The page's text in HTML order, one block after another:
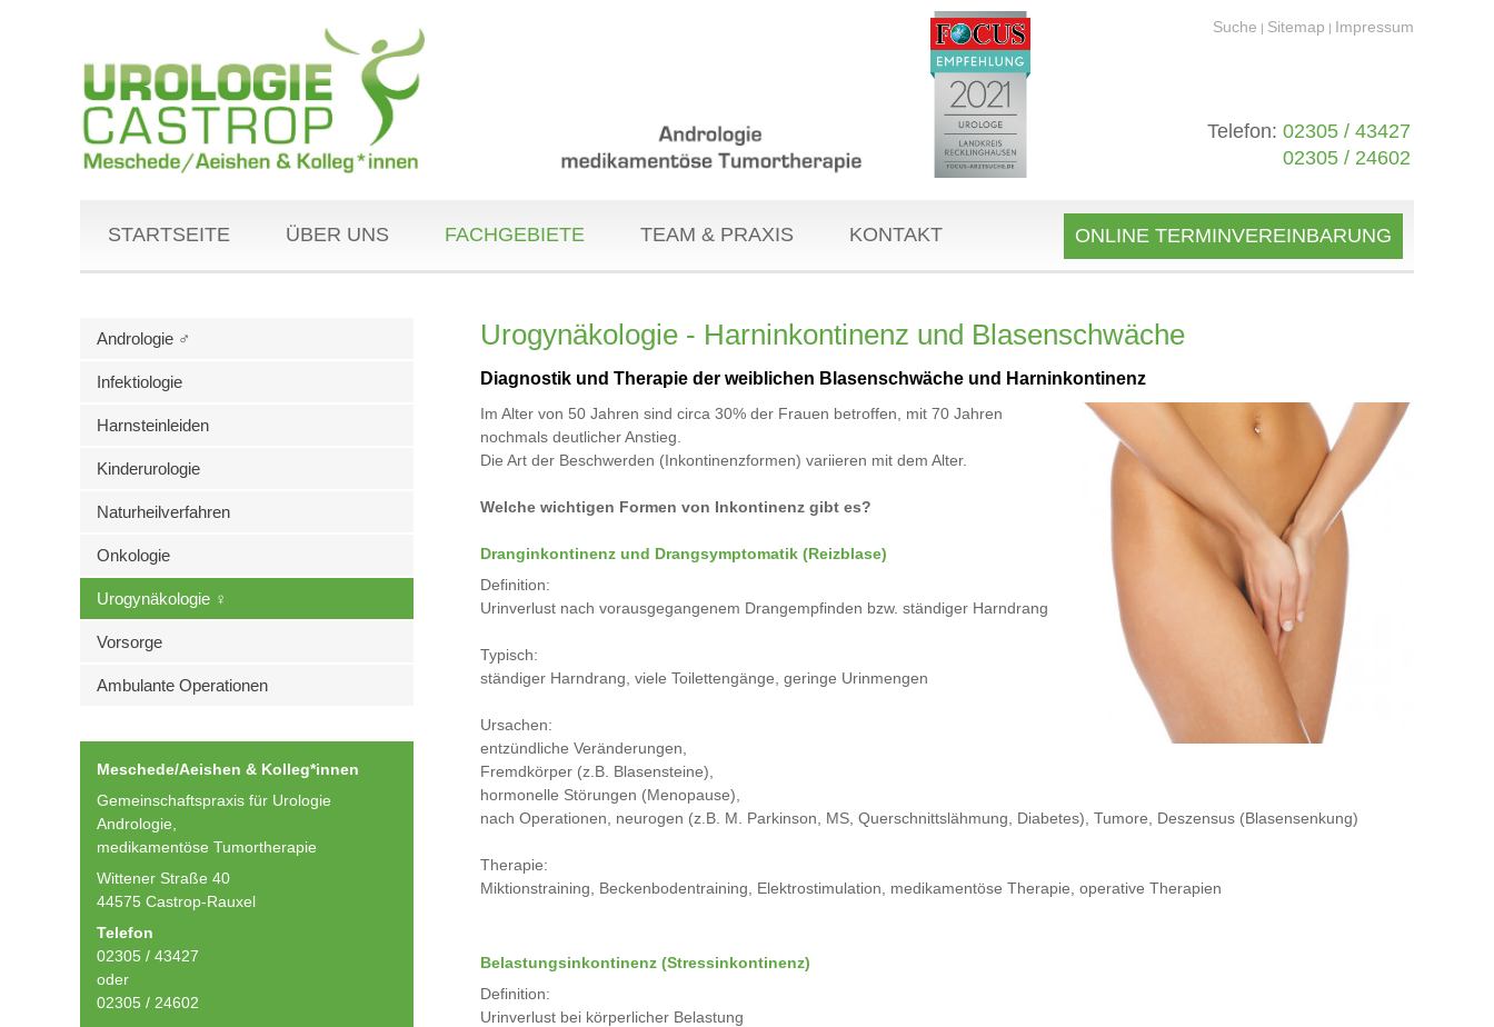
Suche | Sitemap | Impressum
Telefon: 02305 / 43427
02305 / 24602
STARTSEITE ÜBER UNS FACHGEBIETE TEAM & PRAXIS KONTAKT ONLINE TERMINVEREINBARUNG
Andrologie ♂
Infektiologie
Harnsteinleiden
Kinderurologie
Naturheilverfahren
Onkologie
Urogynäkologie ♀
Vorsorge
Ambulante Operationen
Meschede/Aeishen & Kolleg*innen
Gemeinschaftspraxis für Urologie
Andrologie,
medikamentöse Tumortherapie
Wittener Straße 40
44575 Castrop-Rauxel
Telefon
02305 / 43427
oder
02305 / 24602
Urogynäkologie - Harninkontinenz und Blasenschwäche
Diagnostik und Therapie der weiblichen Blasenschwäche und Harninkontinenz
Im Alter von 50 Jahren sind circa 30% der Frauen betroffen, mit 70 Jahren
nochmals deutlicher Anstieg.
Die Art der Beschwerden (Inkontinenzformen) variieren mit dem Alter.
Welche wichtigen Formen von Inkontinenz gibt es?
Dranginkontinenz und Drangsymptomatik (Reizblase)
Definition:
Urinverlust nach vorausgegangenem Drangempfinden bzw. ständiger Harndrang
Typisch:
ständiger Harndrang, viele Toilettengänge, geringe Urinmengen
Ursachen:
entzündliche Veränderungen,
Fremdkörper (z.B. Blasensteine),
hormonelle Störungen (Menopause),
nach Operationen, neurogen (z.B. M. Parkinson, MS, Querschnittslähmung, Diabetes), Tumore, Deszensus (Blasensenkung)
Therapie:
Miktionstraining, Beckenbodentraining, Elektrostimulation, medikamentöse Therapie, operative Therapien
Belastungsinkontinenz (Stressinkontinenz)
Definition:
Urinverlust bei körperlicher Belastung